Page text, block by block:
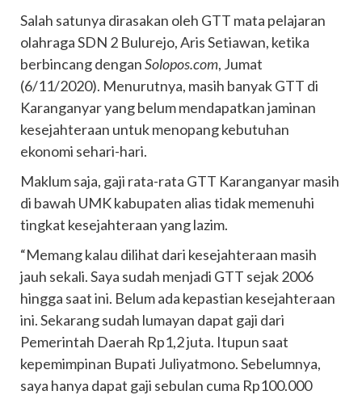
Salah satunya dirasakan oleh GTT mata pelajaran
olahraga SDN 2 Bulurejo, Aris Setiawan, ketika
berbincang denganSolopos.com, Jumat
(6/11/2020). Menurutnya, masih banyak GTT di
Karanganyar yang belum mendapatkan jaminan
kesejahteraan untuk menopang kebutuhan
ekonomi sehari-hari.
Maklum saja, gaji rata-rata GTT Karanganyar masih
di bawah UMK kabupaten alias tidak memenuhi
tingkat kesejahteraan yang lazim.
“Memang kalau dilihat dari kesejahteraan masih
jauh sekali. Saya sudah menjadi GTT sejak 2006
hingga saat ini. Belum ada kepastian kesejahteraan
ini. Sekarang sudah lumayan dapat gaji dari
Pemerintah Daerah Rp1,2 juta. Itupun saat
kepemimpinan Bupati Juliyatmono. Sebelumnya,
saya hanya dapat gaji sebulan cuma Rp100.000